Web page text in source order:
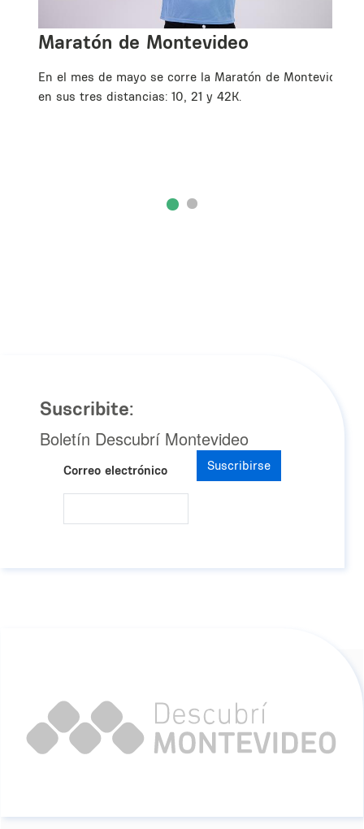
Maratón de Montevideo
En el mes de mayo se corre la Maratón de Montevideo
en sus tres distancias: 10, 21 y 42K.
Suscribite:
Boletín Descubrí Montevideo
Correo electrónico Suscribirse